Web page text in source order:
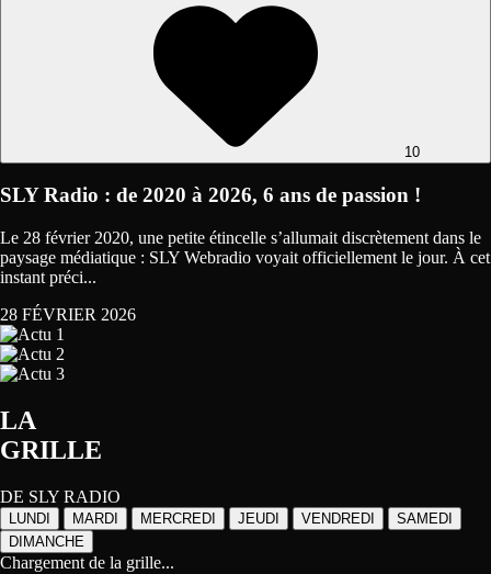
10
SLY Radio : de 2020 à 2026, 6 ans de passion !
Le 28 février 2020, une petite étincelle s’allumait discrètement dans le
paysage médiatique : SLY Webradio voyait officiellement le jour. À cet
instant préci...
28 FÉVRIER 2026
LA
GRILLE
DE SLY RADIO
LUNDI MARDI MERCREDI JEUDI VENDREDI
SAMEDI
DIMANCHE
Chargement de la grille...